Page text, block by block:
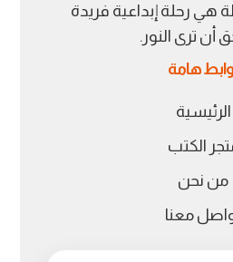
رحلة إبداعية فريدة
أن ترى النور.
هامة
الرئيسية
الكتب
من نحن
معنا